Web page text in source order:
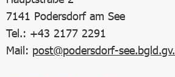
7141 Podersdorf am See
Tel.: +43 2177 2291
Mail: post@podersdorf-